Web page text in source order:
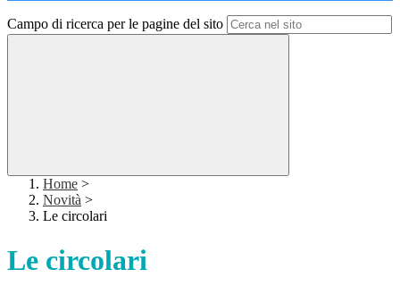
Campo di ricerca per le pagine del sito
Home >
Novità >
Le circolari
Le circolari